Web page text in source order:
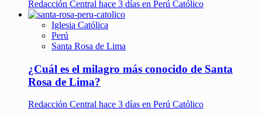
Redacción Central hace 3 días en Perú Católico
Iglesia Católica
Perú
Santa Rosa de Lima
¿Cuál es el milagro más conocido de Santa
Rosa de Lima?
Redacción Central hace 3 días en Perú Católico